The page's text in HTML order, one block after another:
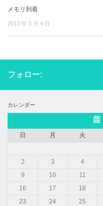
メモリ到着
2013 年 3 月 4 日
フォロー:
カレンダー
日
月 火
2
3 4
9
10 11
16
17 18
23
24 25